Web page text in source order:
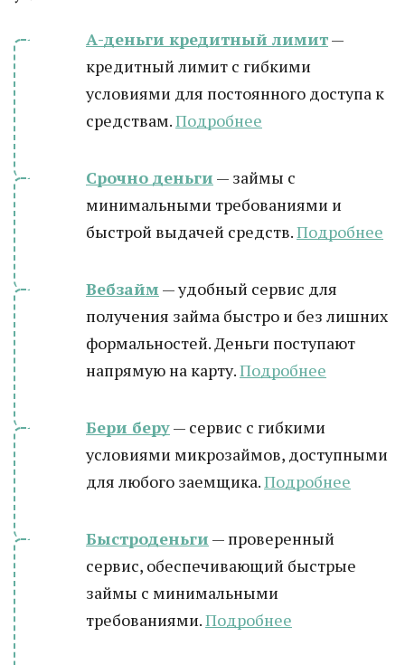
А-деньги кредитный лимит—
кредитный лимит с гибкими
условиями для постоянного доступа к
средствам.Подробнее
Срочно деньги — займы с
минимальными требованиями и
быстрой выдачей средств.Подробнее
Вебзайм — удобный сервис для
получения займа быстро и без лишних
формальностей. Деньги поступают
напрямую на карту.Подробнее
Бери беру— сервис с гибкими
условиями микрозаймов, доступными
для любого заемщика.Подробнее
Быстроденьги — проверенный
сервис, обеспечивающий быстрые
займы с минимальными
требованиями.Подробнее